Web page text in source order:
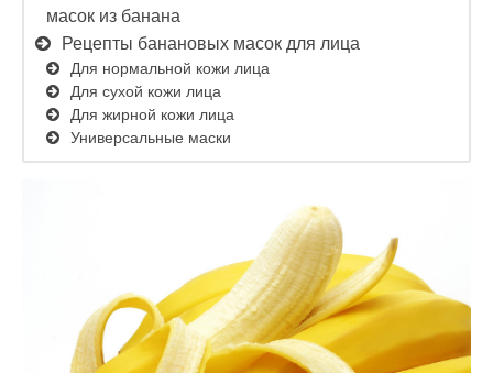
масок из банана
Рецепты банановых масок для лица
Для нормальной кожи лица
Для сухой кожи лица
Для жирной кожи лица
Универсальные маски